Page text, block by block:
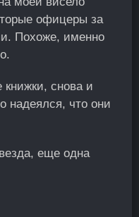
офицеры за
Похоже, именно
снова и
надеялся, что они
еще одна